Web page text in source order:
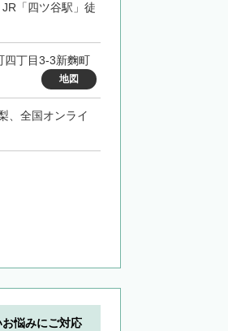
「四ツ谷駅」徒
四丁目3-3新麴町
地図
、全国オンライ
お悩みにご対応